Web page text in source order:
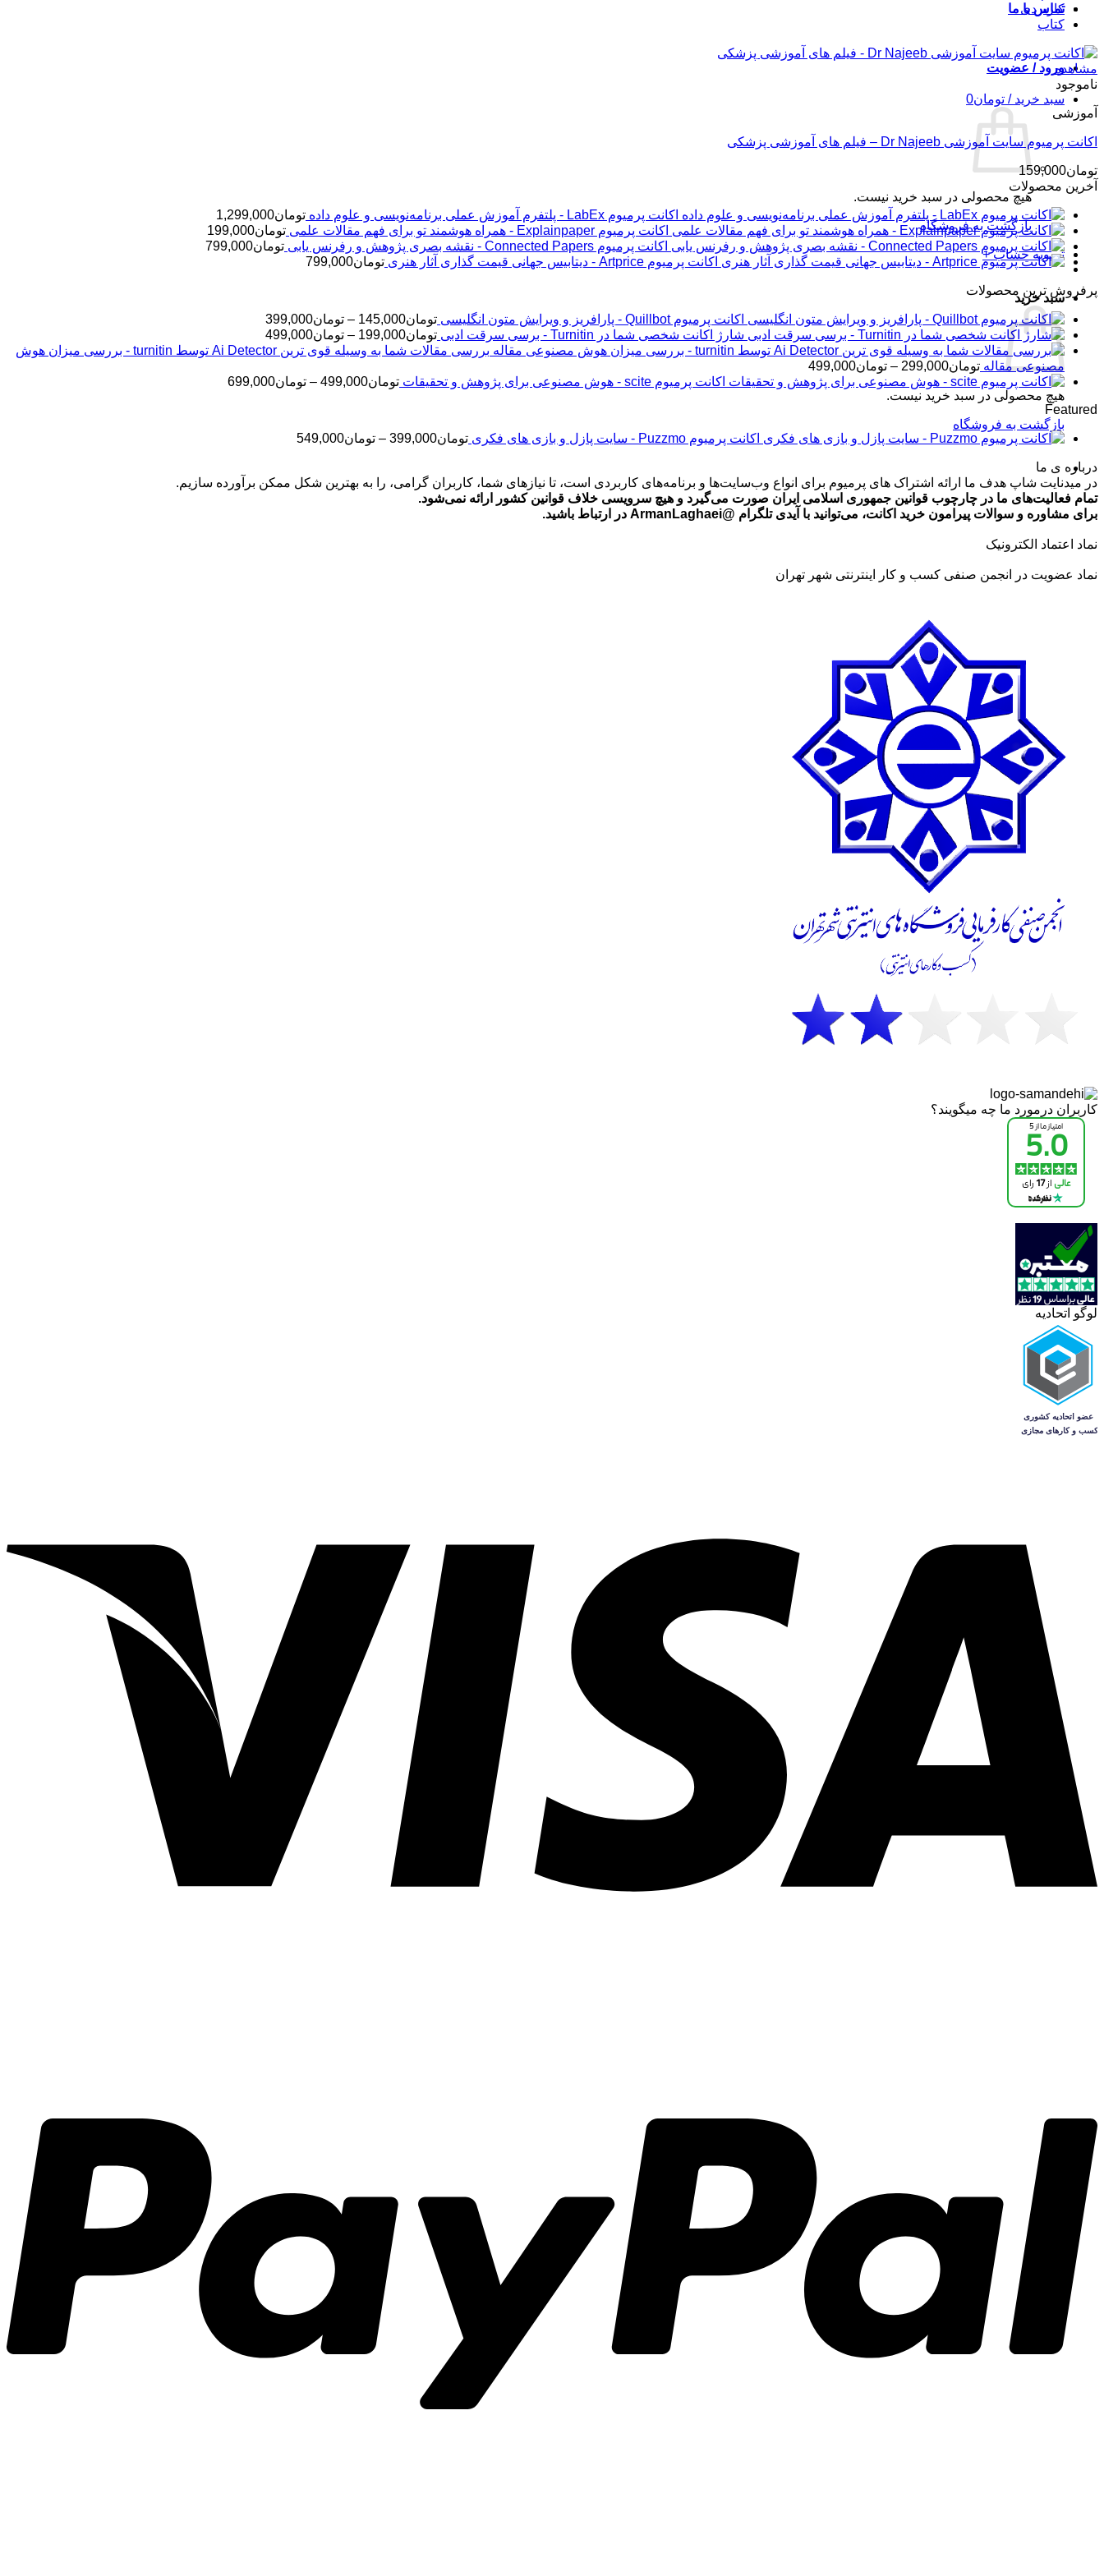
تماس با ما
ورود / عضویت
سبد خرید / تومان0
هیچ محصولی در سبد خرید نیست.
بازگشت به فروشگاه
تسویه حساب +
سبد خرید
هیچ محصولی در سبد خرید نیست.
بازگشت به فروشگاه
کاربردی
کتاب
مشاهده
ناموجود
آموزشی
اکانت پرمیوم سایت آموزشی Dr Najeeb – فیلم های آموزشی پزشکی
تومان159,000
آخرین محصولات
اکانت پرمیوم LabEx - پلتفرم آموزش عملی برنامه‌نویسی و علوم داده تومان1,299,000
اکانت پرمیوم Explainpaper - همراه هوشمند تو برای فهم مقالات علمی
تومان199,000
اکانت پرمیوم Connected Papers - نقشه بصری پژوهش و رفرنس یابی
تومان799,000
اکانت پرمیوم Artprice - دیتابیس جهانی قیمت ‌گذاری آثار هنری
تومان799,000
پرفروش ترین محصولات
اکانت پرمیوم Quillbot - پارافریز و ویرایش متون انگلیسی تومان145,000
– تومان399,000محدوده
قیمت:
تومان145,000
تومان399,000
شارژ اکانت شخصی شما در Turnitin - برسی سرقت ادبی تومان199,000
– تومان499,000محدوده
قیمت:
تا
بررسی مقالات شما به وسیله قوی ترین Ai Detector توسط turnitin - بررسی میزان هوش
مصنوعی مقاله تومان299,000
– تومان499,000محدوده
قیمت:
اکانت پرمیوم scite - هوش مصنوعی برای پژوهش و تحقیقات تومان499,000
– تومان699,000محدوده
Featured
اکانت پرمیوم Puzzmo - سایت پازل و بازی های فکری تومان399,000
– تومان549,000
تا
درباره ی ما
در میدنایت شاپ هدف ما ارائه اشتراک های پرمیوم برای انواع وب‌سایت‌ها و برنامه‌های کاربردی است، تا نیازهای شما، کاربران گرامی، را به بهترین شکل ممکن برآورده سازیم.
تمام فعالیت‌های ما در چارچوب قوانین جمهوری اسلامی ایران صورت می‌گیرد و هیچ سرویسی خلاف قوانین کشور ارائه نمی‌شود.
برای مشاوره و سوالات پیرامون خرید اکانت، می‌توانید با آیدی تلگرام @ArmanLaghaei در ارتباط باشید.
نماد اعتماد الکترونیک
نماد عضویت در انجمن صنفی کسب و کار اینترنتی شهر تهران
کاربران درمورد ما چه میگویند؟
لوگو اتحادیه